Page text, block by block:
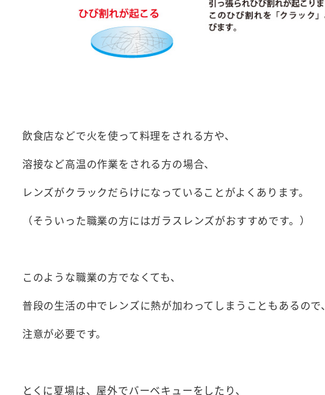
飲食店などで火を使って料理をされる方や、
溶接など高温の作業をされる方の場合、
レンズがクラックだらけになっていることがよくあります。
（そういった職業の方にはガラスレンズがおすすめです。）
このような職業の方でなくても、
普段の生活の中でレンズに熱が加わってしまうこともあるので、
注意が必要です。
とくに夏場は、屋外でバーベキューをしたり、